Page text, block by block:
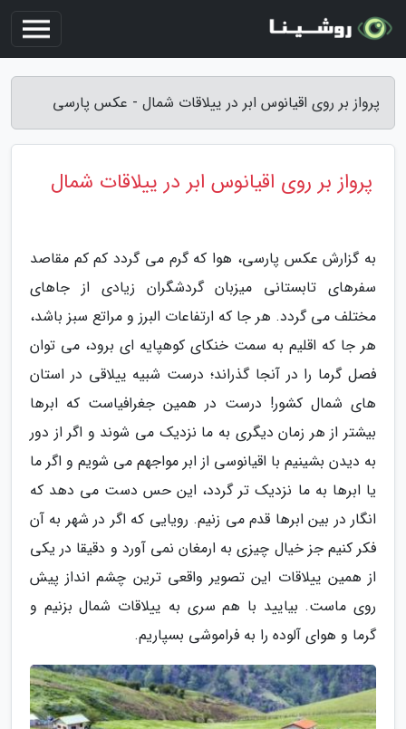
پرواز بر روی اقیانوس ابر در ییلاقات شمال - عکس پارسی
پرواز بر روی اقیانوس ابر در ییلاقات شمال
به گزارش عکس پارسی، هوا که گرم می گردد کم کم مقاصد
سفرهای تابستانی میزبان گردشگران زیادی از جاهای
مختلف می گردد. هر جا که ارتفاعات البرز و مراتع سبز باشد،
هر جا که اقلیم به سمت خنکای کوهپایه ای برود، می توان
فصل گرما را در آنجا گذراند؛ درست شبیه ییلاقی در استان
های شمال کشور! درست در همین جغرافیاست که ابرها
بیشتر از هر زمان دیگری به ما نزدیک می شوند و اگر از دور
به دیدن بشینیم با اقیانوسی از ابر مواجهم می شویم و اگر ما
یا ابرها به ما نزدیک تر گردد، این حس دست می دهد که
انگار در بین ابرها قدم می زنیم. رویایی که اگر در شهر به آن
فکر کنیم جز خیال چیزی به ارمغان نمی آورد و دقیقا در یکی
از همین ییلاقات این تصویر واقعی ترین چشم انداز پیش
روی ماست. بیایید با هم سری به ییلاقات شمال بزنیم و
گرما و هوای آلوده را به فراموشی بسپاریم.